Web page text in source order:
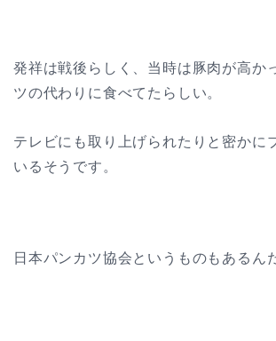
発祥は戦後らしく、当時は豚肉が高か
ツの代わりに食べてたらしい。
テレビにも取り上げられたりと密かに
いるそうです。
日本パンカツ協会というものもあるん